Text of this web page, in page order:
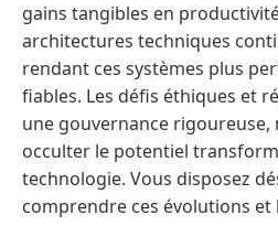
gains tangibles en
architectures techniques
rendant ces systèmes plus
fiables. Les défis éthiques et
une gouvernance rigoureuse,
occulter le potentiel
technologie. Vous disposez
comprendre ces évolutions